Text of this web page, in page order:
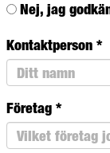
Nej, jag
Kontaktperson *
Företag *